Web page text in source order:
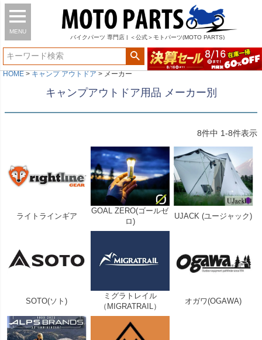
MENU
バイク パーツ 専門店 | ＜公式＞モトパーツ(MOTO PARTS)
HOME キャンプ アウトドア メーカー
キャンプアウトドア用品 メーカー別
8件中 1-8件表示
ライトラインギア
GOAL ZERO(ゴールゼ
ロ)
UJACK (ユージャック)
SOTO(ソト)
ミグラトレイル
（MIGRATRAIL）
オガワ(OGAWA)